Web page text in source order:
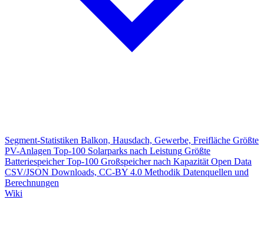
Segment-Statistiken Balkon, Hausdach, Gewerbe, Freifläche Größte
PV-Anlagen Top-100 Solarparks nach Leistung Größte
Batteriespeicher Top-100 Großspeicher nach Kapazität Open Data
CSV/JSON Downloads, CC-BY 4.0 Methodik Datenquellen und
Berechnungen
Wiki